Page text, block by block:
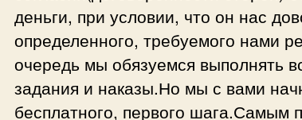
деньги, при условии, что он нас
определенного, требуемого нами
очередь мы обязуемся выполнять
задания и наказы.Но мы с вами
бесплатного, первого шага.Самым